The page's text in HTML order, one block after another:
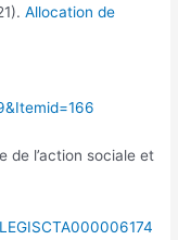
Allocation de
de l’action sociale et